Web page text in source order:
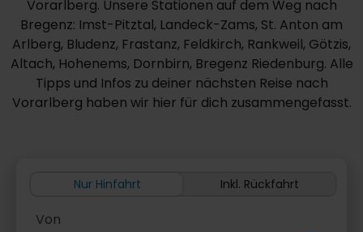
Vorarlberg. Unsere Stationen auf dem Weg nach
Bregenz: Imst-Pitztal, Landeck-Zams, St. Anton am
Arlberg, Bludenz, Frastanz, Feldkirch, Rankweil, Götzis,
Altach, Hohenems, Dornbirn, Bregenz Riedenburg. Alle
Tipps und Infos zu deiner nächsten Reise nach
Vorarlberg haben wir hier für dich zusammengefasst.
Nur Hinfahrt Inkl. Rückfahrt
Von